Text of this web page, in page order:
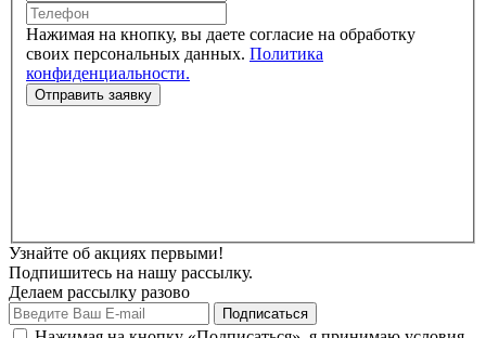
Нажимая на кнопку, вы даете согласие на обработку
своих персональных данных. Политика
конфиденциальности.
Узнайте об акциях первыми!
Подпишитесь на нашу рассылку.
Делаем рассылку разово